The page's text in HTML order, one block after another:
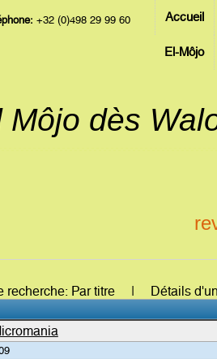
+32 (0)498 29 99 60 Accueil
El-Môjo
Môjo dès
recherche: Par titre | Détails d'un